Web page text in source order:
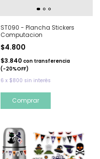
ST090 - Plancha Stickers
Computacion
$4.800
$3.840 con transferencia
(-20%OFF)
6 x $800 sin interés